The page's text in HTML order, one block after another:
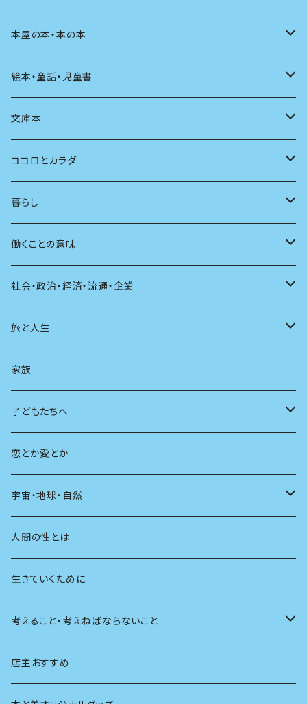
文章術
評論
言葉
言語
批評
アンソロジー
自伝・伝記
料理
発酵・麹
住う
その他
イラスト
アート
写真
その他
インテリア
ファッション
建築
スポーツ
AIと社会
広告
映画
音楽
マンガ
テレビ
ラジオ
マガジン
その他
アニメ
日本の芸能
本屋の本・本の本
本屋さんの本
本の本
読書
絵本・童話・児童書
小さいお子さん向け
自分で読めるようになったら
大人も楽しい絵本
海外絵本
童話
その他
文庫本
男性作家
女性作家
その他
ココロとカラダ
フェミニズム
カウンセリング
人間関係
健康
暮らし
料理
育児
日常生活
学ぶ楽しみ
働くことの意味
仕事のヒント
社会・政治・経済・流通・企業
過去
現在
未来
旅と人生
旅
人生
家族
子どもたちへ
教育
友達
学校
恋とか愛とか
宇宙・地球・自然
動物
植物
天体
生物
人間の性とは
生きていくために
考えること・考えねばならないこと
創元社 シリーズ「あいだで考える」
店主おすすめ